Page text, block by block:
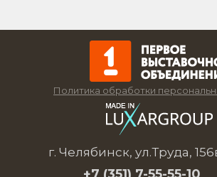
Политика обработки
г. Челябинск, ул.Труда,
+7 (351) 7-55-55-10